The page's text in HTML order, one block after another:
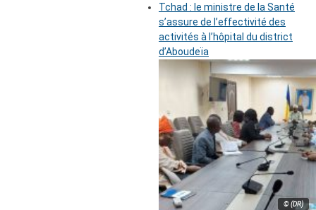
Tchad : le ministre de la Santé
s’assure de l’effectivité des
activités à l’hôpital du district
d’Aboudeïa
© (DR)